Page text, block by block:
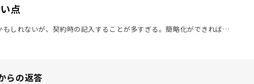
点
もしれないが、契約時の記入することが多すぎる。簡略化ができれば…
らの返答